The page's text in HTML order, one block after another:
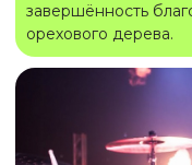
завершённость
орехового дерева.